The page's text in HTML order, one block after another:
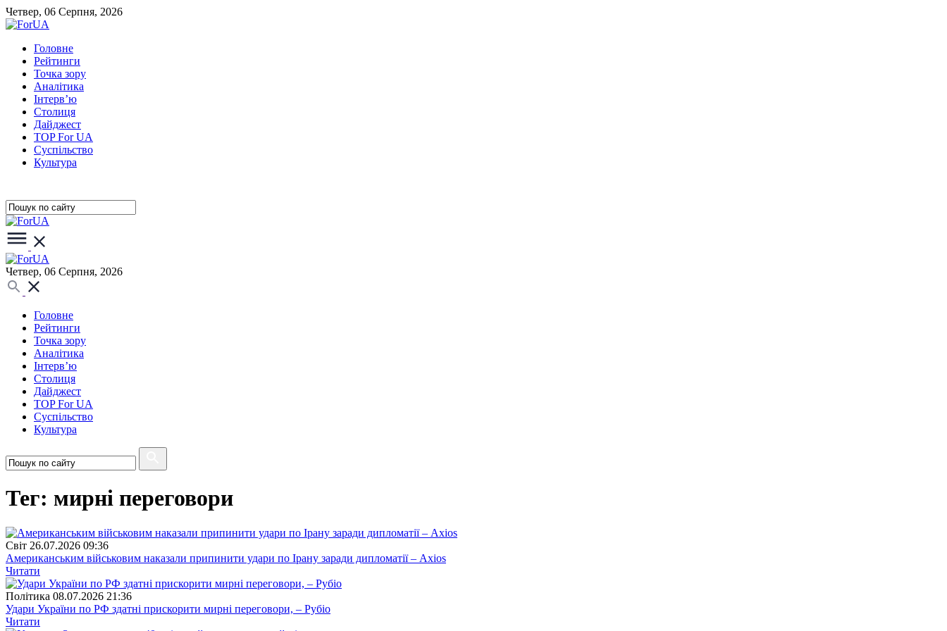
Четвер, 06 Серпня, 2026
Головне
Рейтинги
Точка зору
Аналітика
Інтерв’ю
Столиця
Дайджест
TOP For UA
Суспiльство
Культура
Четвер, 06 Серпня, 2026
Головне
Рейтинги
Точка зору
Аналітика
Інтерв’ю
Столиця
Дайджест
TOP For UA
Суспiльство
Культура
Тег: мирні переговори
Свiт 26.07.2026 09:36
Американським військовим наказали припинити удари по Ірану заради дипломатії – Axios
Читати
Полiтика 08.07.2026 21:36
Удари України по РФ здатні прискорити мирні переговори, – Рубіо
Читати